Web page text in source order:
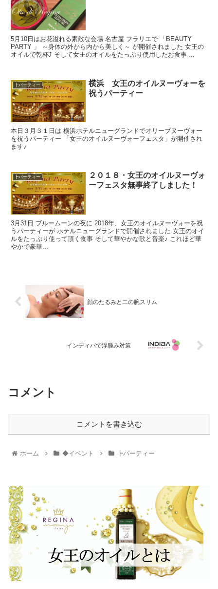
5月10日はお花溢れる素敵な会場 名古屋 フラリエで 「BEAUTY
PARTY 」 ～身体の外から内から美しく～ が開催されました 女王の
オイルで乾杯⤴︎ そして女王のオイルをたっぷり使用したお食事 ...
┣パーティー
横浜 女王のオイルヌーヴォーを
祝うパーティー
本日３月３１日は 横浜ホテルニューグランドでオリーブヌーヴォー
を祝うパーティー 「女王のオイルヌーヴォーフェスタ」が開催され
ます♪
┣パーティー
２０１８・女王のオイルヌーヴォ
ーフェスタ無事終了しました！
3月31日 ブルームーンの夜に 2018年、女王のオイルヌーヴォーを祝
うパーティーが ホテルニューグランドで開催されました 女王のオイ
ルをたっぷり使って頂く食事 そして華やかな歌と音楽♪ これほど華
やかで豪華...
顔のたるみと二の腕スリム
インディバで浮腫み対策
コメント
コメントを書き込む
ホーム ◆イベント ┣パーティー